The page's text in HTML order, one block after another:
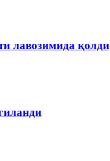
лавозимида қолди